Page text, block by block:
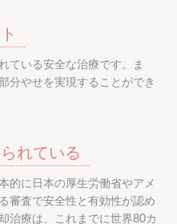
ている安全な治療です。ま
分やせを実現することができ
れている
的に日本の厚生労働省やアメ
審査で安全性と有効性が認め
治療は、これまでに世界80カ